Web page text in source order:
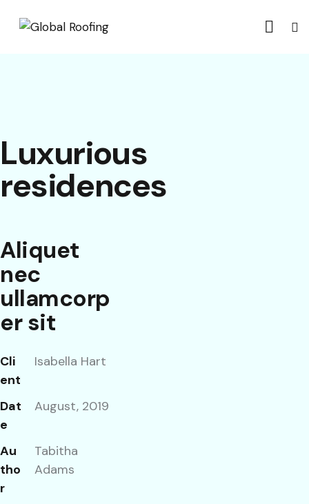
Luxurious
residences
Aliquet
nec
ullamcorp
er sit
Cli
ent
Isabella Hart
Dat
e
August, 2019
Au
tho
r
Tabitha
Adams